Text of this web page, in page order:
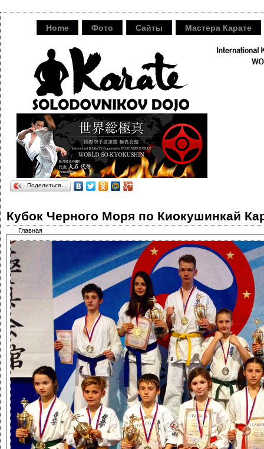
Home Фото Сайты Мастера Карате
Поделиться…
Кубок Черного Моря по Киокушинкай
Главная